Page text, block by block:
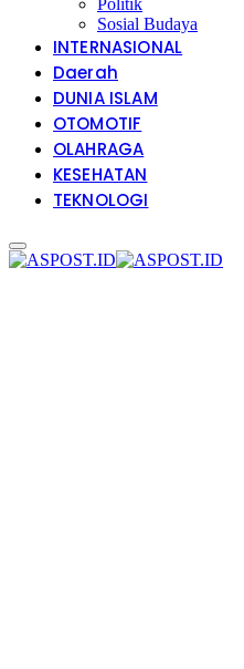
Sosial Budaya
INTERNASIONAL
Daerah
DUNIA ISLAM
OTOMOTIF
OLAHRAGA
KESEHATAN
TEKNOLOGI